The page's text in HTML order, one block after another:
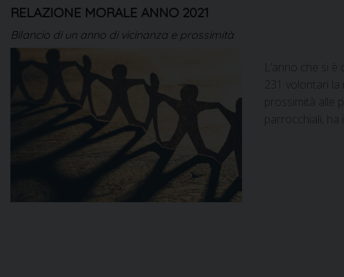
RELAZIONE MORALE ANNO 2021
Bilancio di un anno di vicinanza e prossimità
L’anno che si
231 volontari
prossimità alle
parrocchiali, ha